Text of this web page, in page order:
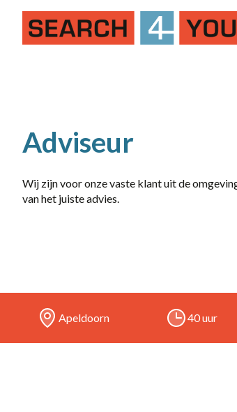
Adviseur
Wij zijn voor onze vaste klant uit de
van het juiste advies.
Apeldoorn 40 uur
dienstverband